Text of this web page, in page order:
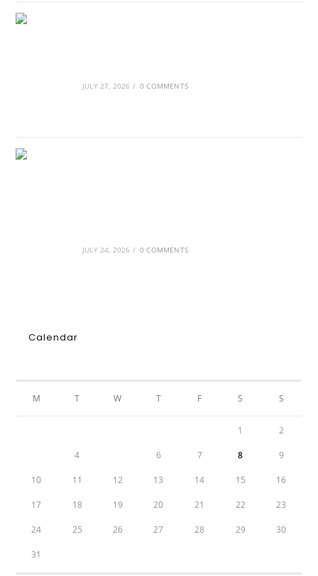
JULY 27, 2026 / 0 COMMENTS
JULY 24, 2026 / 0 COMMENTS
Calendar
M T W T F S S
1 2
4 6 7 8 9
10 11 12 13 14 15 16
17 18 19 20 21 22 23
24 25 26 27 28 29 30
31